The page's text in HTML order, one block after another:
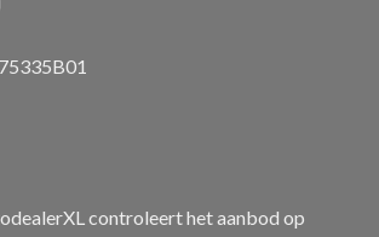
controleert het aanbod op